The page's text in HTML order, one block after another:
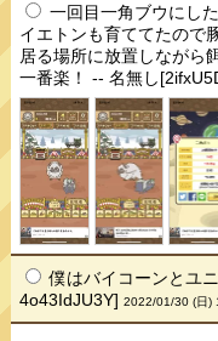
一回目一角ブウにし
イエトンも育ててたので
居る場所に放置しながら
一番楽！ -- 名無し
僕はバイコーンとユ
4o43IdJU3Y]2022/01/30 (日)